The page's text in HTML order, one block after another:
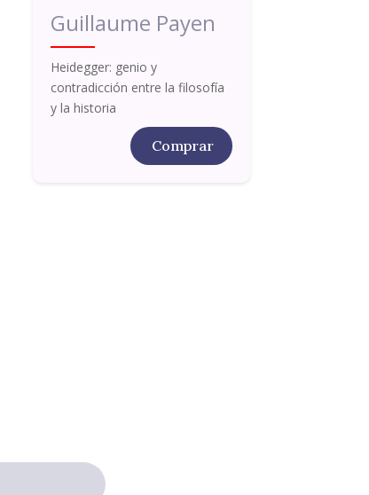
Guillaume Payen
Heidegger: genio y
contradicción entre la filosofía
y la historia
Comprar